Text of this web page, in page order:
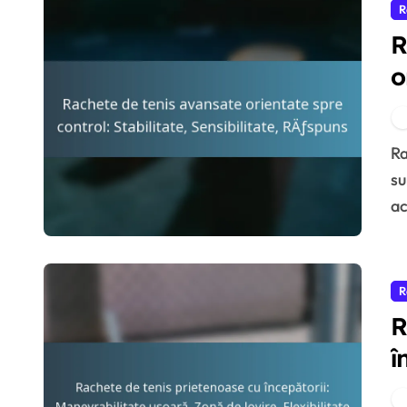
Rachetele de tenis avansate orientate spre control